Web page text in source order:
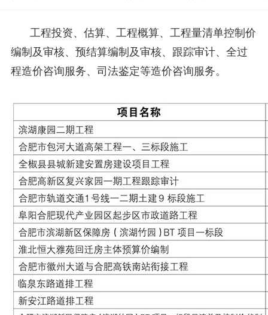
工程投资、估算、工程概算、工程量清单控制价
编制及审核、预结算编制及审核、跟踪审计、全过
程造价咨询服务、司法鉴定等造价咨询服务。